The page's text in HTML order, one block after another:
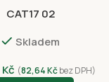
CAT17 02
Skladem
Kč (82,64Kčbez DPH)